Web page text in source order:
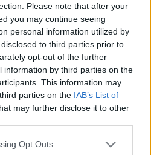
Please note that after your
you may continue seeing
personal information utilized by
to third parties prior to
opt-out of the further
information by third parties on the
This information may
parties on the IAB’s List of
may further disclose it to other
app uses one or more Google
Opt Outs
on tärkeää hoitaa
jottei
tai
jää
ja